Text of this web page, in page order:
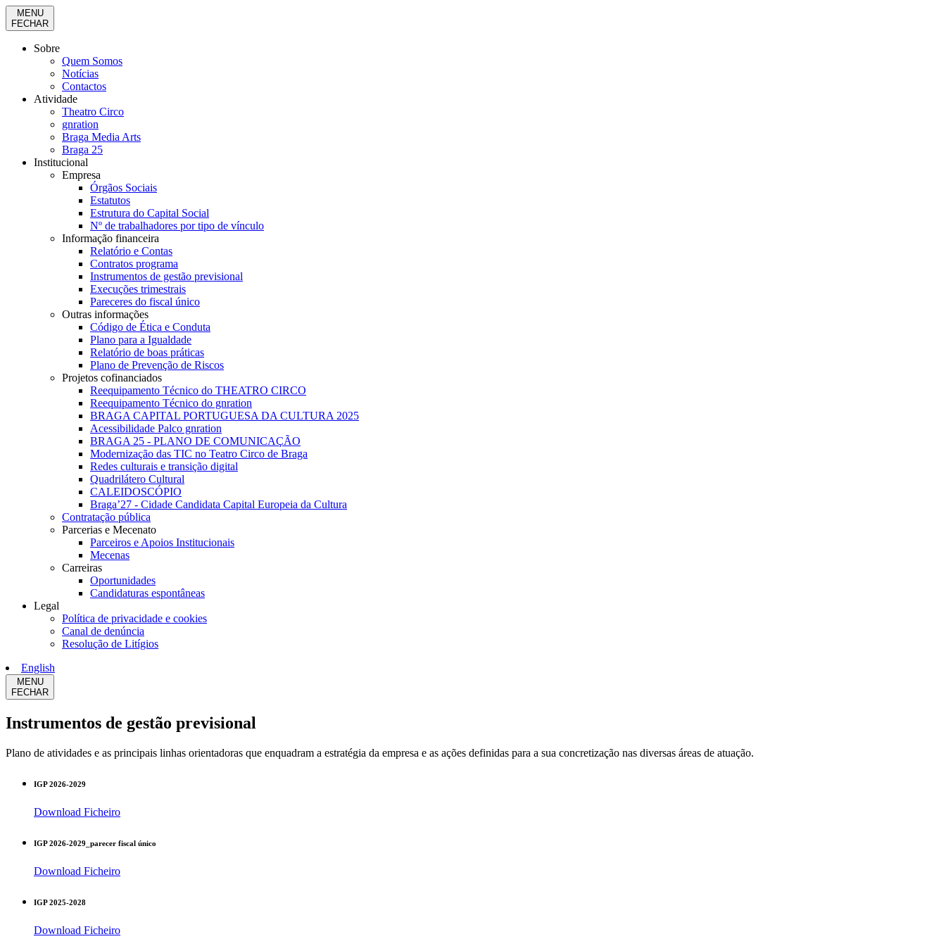
MENU
FECHAR
Sobre
Quem Somos
Notícias
Contactos
Atividade
Theatro Circo
gnration
Braga Media Arts
Braga 25
Institucional
Empresa
Órgãos Sociais
Estatutos
Estrutura do Capital Social
Nº de trabalhadores por tipo de vínculo
Informação financeira
Relatório e Contas
Contratos programa
Instrumentos de gestão previsional
Execuções trimestrais
Pareceres do fiscal único
Outras informações
Código de Ética e Conduta
Plano para a Igualdade
Relatório de boas práticas
Plano de Prevenção de Riscos
Projetos cofinanciados
Reequipamento Técnico do THEATRO CIRCO
Reequipamento Técnico do gnration
BRAGA CAPITAL PORTUGUESA DA CULTURA 2025
Acessibilidade Palco gnration
BRAGA 25 - PLANO DE COMUNICAÇÃO
Modernização das TIC no Teatro Circo de Braga
Redes culturais e transição digital
Quadrilátero Cultural
CALEIDOSCÓPIO
Braga’27 - Cidade Candidata Capital Europeia da Cultura
Contratação pública
Parcerias e Mecenato
Parceiros e Apoios Institucionais
Mecenas
Carreiras
Oportunidades
Candidaturas espontâneas
Legal
Política de privacidade e cookies
Canal de denúncia
Resolução de Litígios
English
MENU
FECHAR
Instrumentos de gestão previsional
Plano de atividades e as principais linhas orientadoras que enquadram a estratégia da empresa e as ações definidas para a sua concretização nas diversas áreas de atuação.
IGP 2026-2029
Download Ficheiro
IGP 2026-2029_parecer fiscal único
Download Ficheiro
IGP 2025-2028
Download Ficheiro